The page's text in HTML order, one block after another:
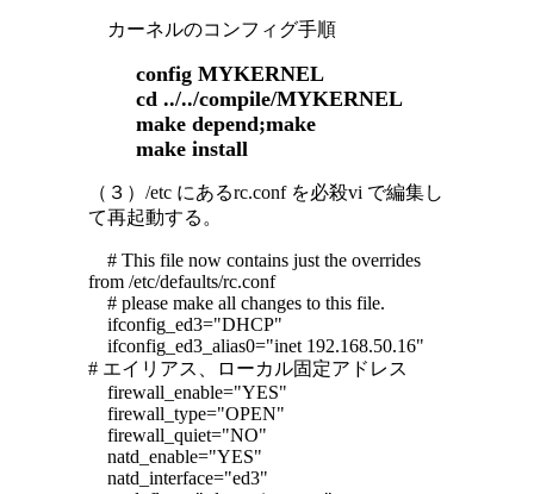
カーネルのコンフィグ手順
config MYKERNEL
cd ../../compile/MYKERNEL
make depend;make
make install
（３）/etc にあるrc.conf を必殺vi で編集し
て再起動する。
# This file now contains just the overrides
from /etc/defaults/rc.conf
# please make all changes to this file.
ifconfig_ed3="DHCP"
ifconfig_ed3_alias0="inet 192.168.50.16"
# エイリアス、ローカル固定アドレス
firewall_enable="YES"
firewall_type="OPEN"
firewall_quiet="NO"
natd_enable="YES"
natd_interface="ed3"